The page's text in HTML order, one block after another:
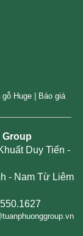
Huge
Báo giá
Duy Tiến -
- Nam Từ Liêm